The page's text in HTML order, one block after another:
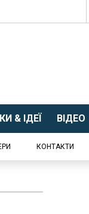
& ІДЕЇ ВІДЕО
КОНТАКТИ